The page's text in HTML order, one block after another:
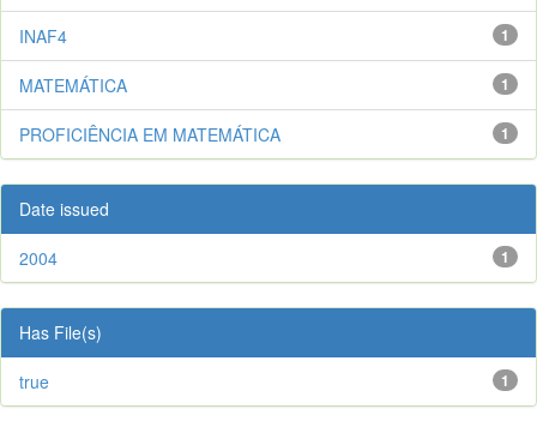
1
INAF4
1
MATEMÁTICA
1
PROFICIÊNCIA EM MATEMÁTICA
Date issued
1
2004
Has File(s)
1
true